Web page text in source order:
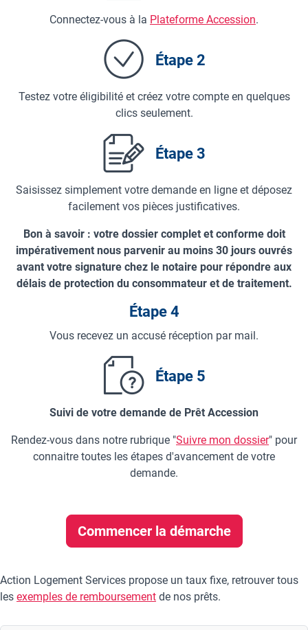
Connectez-vous à la Plateforme Accession.
Étape 2
Testez votre éligibilité et créez votre compte en quelques
clics seulement.
Étape 3
Saisissez simplement votre demande en ligne et déposez
facilement vos pièces justificatives.
Bon à savoir : votre dossier complet et conforme doit
impérativement nous parvenir au moins 30 jours ouvrés
avant votre signature chez le notaire pour répondre aux
délais de protection du consommateur et de traitement.
Étape 4
Vous recevez un accusé réception par mail.
Étape 5
Suivi de votre demande de Prêt Accession
Rendez-vous dans notre rubrique "Suivre mon dossier" pour
connaitre toutes les étapes d'avancement de votre
demande.
Commencer la démarche
Action Logement Services propose un taux fixe, retrouver tous
les exemples de remboursement de nos prêts.